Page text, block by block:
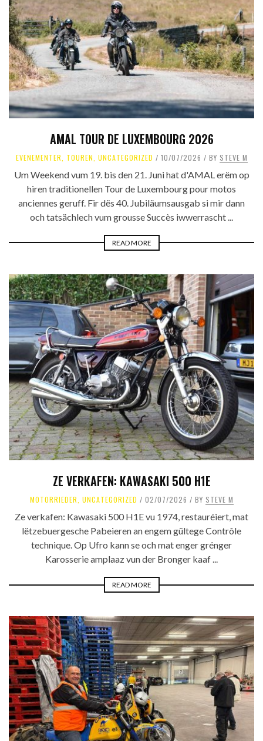
AMAL TOUR DE LUXEMBOURG 2026
EVENEMENTER TOUREN UNCATEGORIZED 10/07/2026 BY STEVE M
Um Weekend vum 19. bis den 21. Juni hat d'AMAL erëm op
hiren traditionellen Tour de Luxembourg pour motos
anciennes geruff. Fir dës 40. Jubiläumsausgab si mir dann
och tatsächlech vum grousse Succès iwwerrascht ...
READ MORE
ZE VERKAFEN: KAWASAKI 500 H1E
MOTORRIEDER UNCATEGORIZED 02/07/2026 BY STEVE M
Ze verkafen: Kawasaki 500 H1E vu 1974, restauréiert, mat
lëtzebuergesche Pabeieren an engem gültege Contrôle
technique. Op Ufro kann se och mat enger grénger
Karosserie amplaaz vun der Bronger kaaf ...
READ MORE